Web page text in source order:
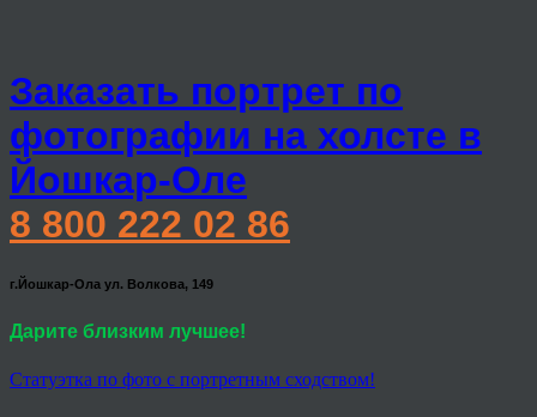
Заказать портрет по
фотографии на холсте в
Йошкар-Оле
8 800 222 02 86
г.Йошкар-Ола ул. Волкова, 149
Дарите близким лучшее!
Статуэтка по фото с портретным сходством!